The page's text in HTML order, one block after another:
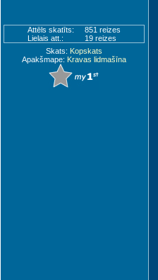
Attēls skatīts:
851 reizes
Lielais att.:
19 reizes
Skats: Kopskats
Apakšmape: Kravas lidmašīna